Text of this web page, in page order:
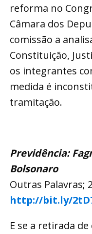
reforma no
Câmara dos
comissão a
Constituição,
os integrantes
medida é
tramitação.
Previdência:
Bolsonaro
Outras Palavras;
http://bit.ly/
E se a retirada